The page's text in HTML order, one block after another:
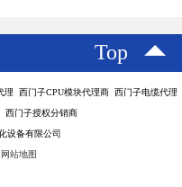
Top
理 西门子CPU模块代理商 西门子电缆代理
西门子授权分销商
设备有限公司
网站地图